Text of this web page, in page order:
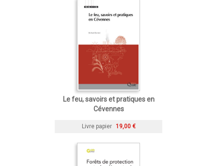
Le feu, savoirs et pratiques en
Cévennes
Livre papier 19,00 €